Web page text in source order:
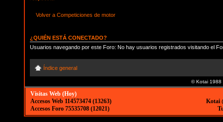
Volver a Competiciones de motor
¿QUIÉN ESTÁ CONECTADO?
Usuarios navegando por este Foro: No hay usuarios registrados visitando el
Índice general
© Kotai 1988
Visitas Web (Hoy)
Accesos Web 114573474 (13263)
Accesos Foro 75535708 (12021)
Kotai